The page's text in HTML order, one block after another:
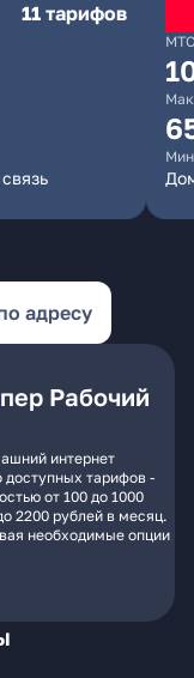
11 тарифов
МТС
адресу
Рабочий
интернет
доступных тарифов -
от 100 до 1000
2200 рублей в месяц.
необходимые опции